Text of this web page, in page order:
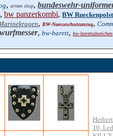
, armee shop, bundeswehr-
, bw panzerkombi, BW
, BW-Naesseschutzanzug,
wurfmesser, bw-barett, bw-barettabzeichen
10,